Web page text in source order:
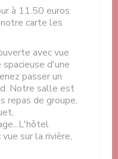
à 11.50 euros
carte les
avec vue
d'une
passer un
Notre salle est
repas de groupe,
sur la rivière,